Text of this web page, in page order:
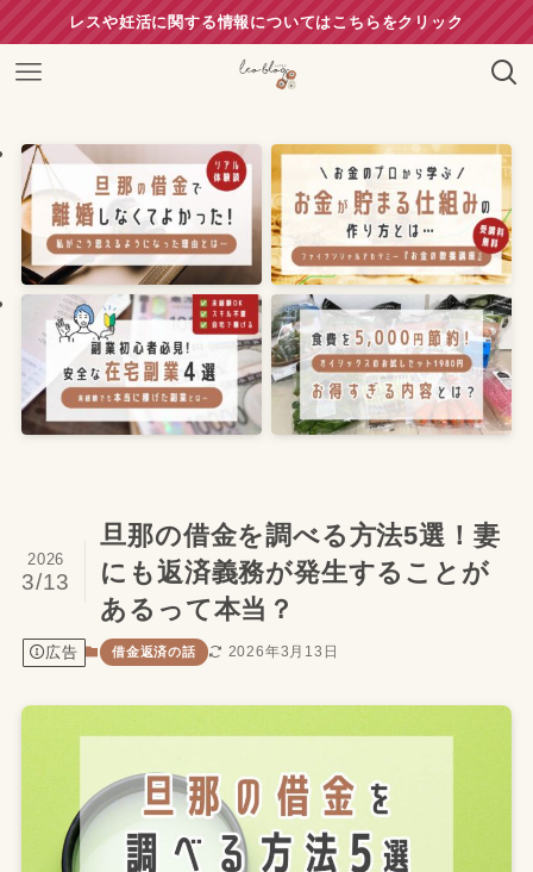
レスや妊活に関する情報についてはこちらをクリック
旦那の借金を調べる方法5選！妻
にも返済義務が発生することが
あるって本当？
2026
3/13
広告 借金返済の話 2026年3月13日